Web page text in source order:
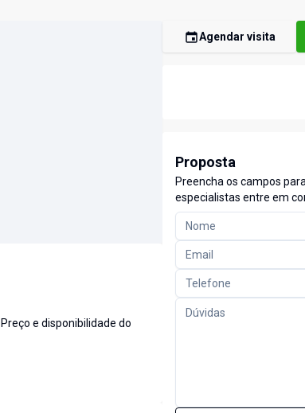
e disponibilidade do
Agendar visita
Proposta
Preencha os campos
especialistas entre em